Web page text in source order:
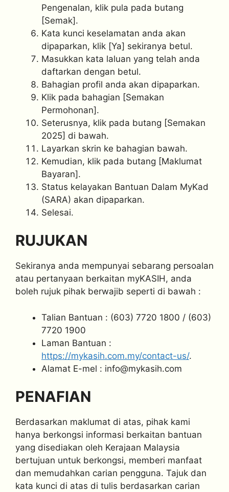
Pengenalan, klik pula pada butang
[Semak].
Kata kunci keselamatan anda akan
dipaparkan, klik [Ya] sekiranya betul.
Masukkan kata laluan yang telah anda
daftarkan dengan betul.
Bahagian profil anda akan dipaparkan.
Klik pada bahagian [Semakan
Permohonan].
Seterusnya, klik pada butang [Semakan
2025] di bawah.
Layarkan skrin ke bahagian bawah.
Kemudian, klik pada butang [Maklumat
Bayaran].
Status kelayakan Bantuan Dalam MyKad
(SARA) akan dipaparkan.
Selesai.
RUJUKAN
Sekiranya anda mempunyai sebarang persoalan
atau pertanyaan berkaitan myKASIH, anda
boleh rujuk pihak berwajib seperti di bawah :
Talian Bantuan : (603) 7720 1800 / (603)
7720 1900
Laman Bantuan :
https://mykasih.com.my/contact-us/.
Alamat E-mel : info@mykasih.com
PENAFIAN
Berdasarkan maklumat di atas, pihak kami
hanya berkongsi informasi berkaitan bantuan
yang disediakan oleh Kerajaan Malaysia
bertujuan untuk berkongsi, memberi manfaat
dan memudahkan carian pengguna. Tajuk dan
kata kunci di atas di tulis berdasarkan carian